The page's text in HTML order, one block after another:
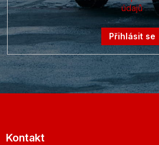
údajů
Přihlásit se
Kontakt